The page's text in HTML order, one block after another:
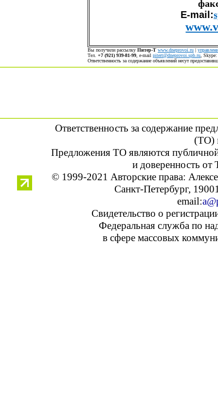
E-mail:
Вы получили рассылку Питер-Т www.dneprovoi.ru |
Тел. +7 (921) 939-81-99 , е-mail pitert@dneprovoi.spb.ru , Skype:
Ответственность за содержание объявлений несут
Ответственность за содержание
(ТО)
Предложения ТО являются
и доверенность от
© 1999-2021 Авторские права:
Санкт-Петербург,
email:
Свидетельство о
Федеральная служба по
в сфере массовых